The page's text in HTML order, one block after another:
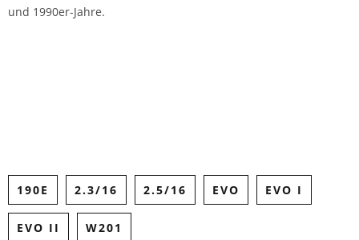
und 1990er-Jahre.
190E 2.3/16 2.5/16 EVO EVO I
EVO II W201